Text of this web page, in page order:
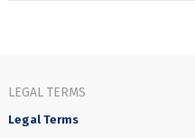
LEGAL TERMS
Legal Terms